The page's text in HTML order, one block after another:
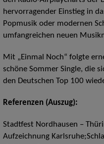
hervorragender Einstieg in
Popmusik oder modernen
umfangreichen neuen
Mit „Einmal Noch“ folgte
schöne Sommer Single, die
den Deutschen Top 100
Referenzen (Auszug):
Stadtfest Nordhausen –
Aufzeichnung